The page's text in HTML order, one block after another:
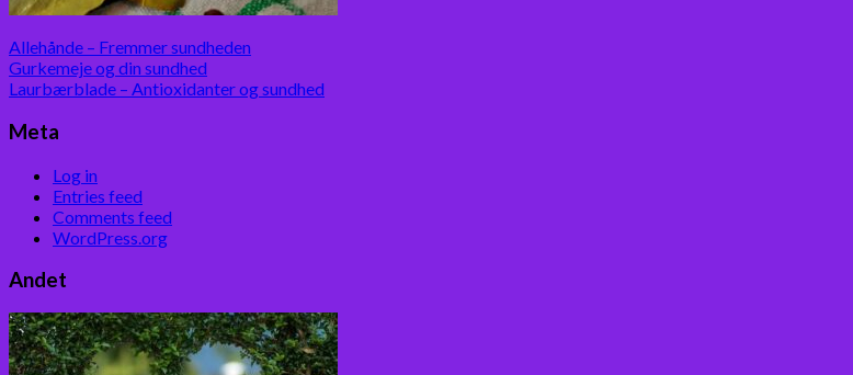
Allehånde – Fremmer sundheden
Gurkemeje og din sundhed
Laurbærblade – Antioxidanter og sundhed
Meta
Log in
Entries feed
Comments feed
WordPress.org
Andet